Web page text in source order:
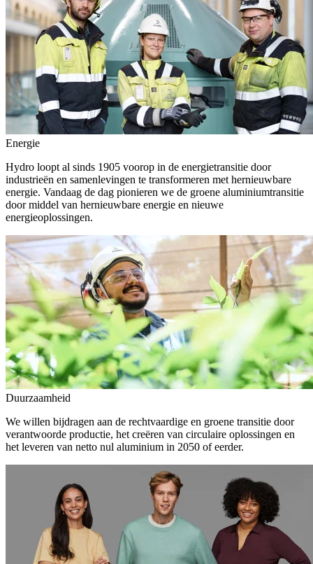
Energie
Hydro loopt al sinds 1905 voorop in de energietransitie door
industrieën en samenlevingen te transformeren met hernieuwbare
energie. Vandaag de dag pionieren we de groene aluminiumtransitie
door middel van hernieuwbare energie en nieuwe
energieoplossingen.
Duurzaamheid
We willen bijdragen aan de rechtvaardige en groene transitie door
verantwoorde productie, het creëren van circulaire oplossingen en
het leveren van netto nul aluminium in 2050 of eerder.